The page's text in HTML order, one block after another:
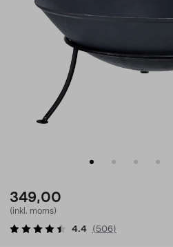
349,00
(inkl. moms)
4.4 ( 506)